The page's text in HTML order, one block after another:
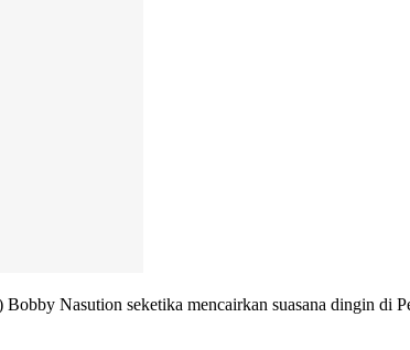
Bobby Nasution seketika mencairkan suasana dingin